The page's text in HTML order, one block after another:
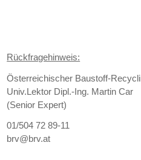
Rückfragehinweis:
Österreichischer Baustoff-
Univ.Lektor Dipl.-Ing. Martin Car
(Senior Expert)
01/504 72 89-11
brv@brv.at